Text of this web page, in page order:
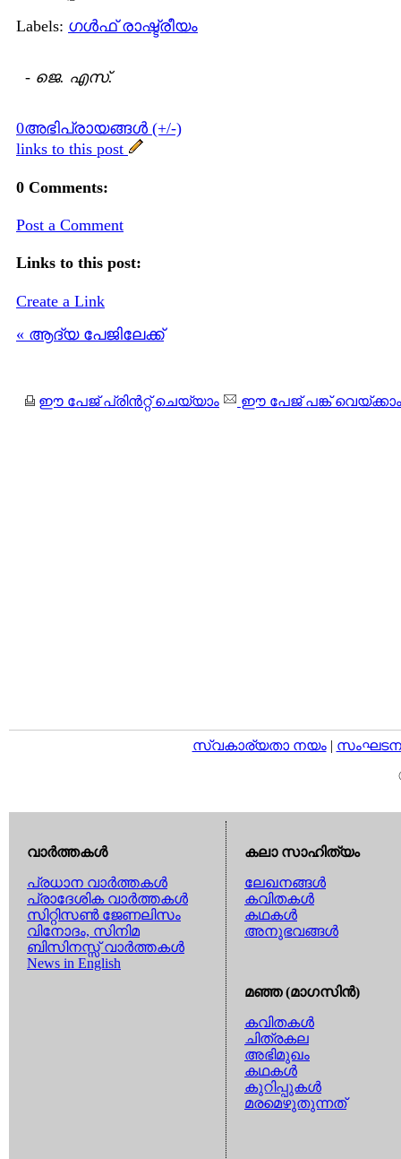
Labels: ഗള്‍ഫ് രാഷ്ട്രീയം
- ജെ. എസ്.
0അഭിപ്രായങ്ങള്‍ (+/-)
links to this post
0 Comments:
Post a Comment
Links to this post:
Create a Link
« ആദ്യ പേജിലേക്ക്
ഈ പേജ് പ്രിന്‍റ്റ് ചെയ്യാം ഈ പേജ് പങ്ക് വെയ്ക്കാം
സ്വകാര്യതാ നയം|
വാര്‍ത്തകള്‍
പ്രധാന വാര്‍ത്തകള്‍
പ്രാദേശിക വാര്‍ത്തകള്‍
സിറ്റിസണ്‍ ജേണലിസം
വിനോദം, സിനിമ
ബിസിനസ്സ് വാര്‍ത്തകള്‍
News in English
കലാ സാഹിത്യം
ലേഖനങ്ങള്‍
കവിതകള്‍
കഥകള്‍
അനുഭവങ്ങള്‍
മഞ്ഞ (മാഗസിന്‍)
കവിതകള്‍
ചിത്രകല
അഭിമുഖം
കഥകള്‍
കുറിപ്പുകള്‍
മരമെഴുതുന്നത്